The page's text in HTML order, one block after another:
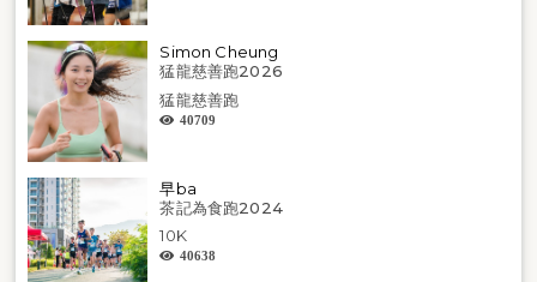
Simon Cheung
猛龍慈善跑2026
猛龍慈善跑
40709
早ba
茶記為食跑2024
10K
40638